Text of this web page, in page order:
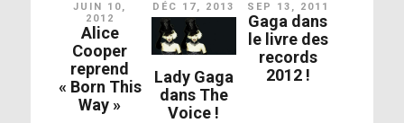
JUIN 10,
2012
Alice
Cooper
reprend
« Born This
Way »
DÉC 17, 2013
Lady Gaga
dans The
Voice !
SEP 13, 2011
Gaga dans
le livre des
records
2012 !